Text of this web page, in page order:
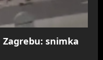
Zagrebu: snimka